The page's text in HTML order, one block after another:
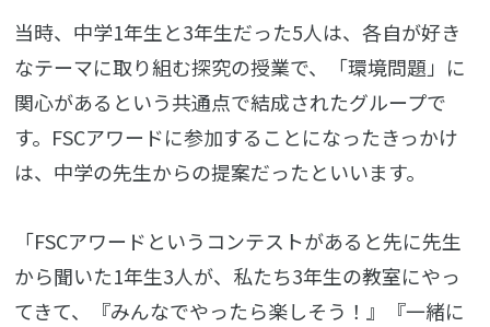
当時、中学1年生と3年生だった5人は、各自が好き
なテーマに取り組む探究の授業で、「環境問題」に
関心があるという共通点で結成されたグループで
す。FSCアワードに参加することになったきっかけ
は、中学の先生からの提案だったといいます。
「FSCアワードというコンテストがあると先に先生
から聞いた1年生3人が、私たち3年生の教室にやっ
てきて、『みんなでやったら楽しそう！』『一緒に